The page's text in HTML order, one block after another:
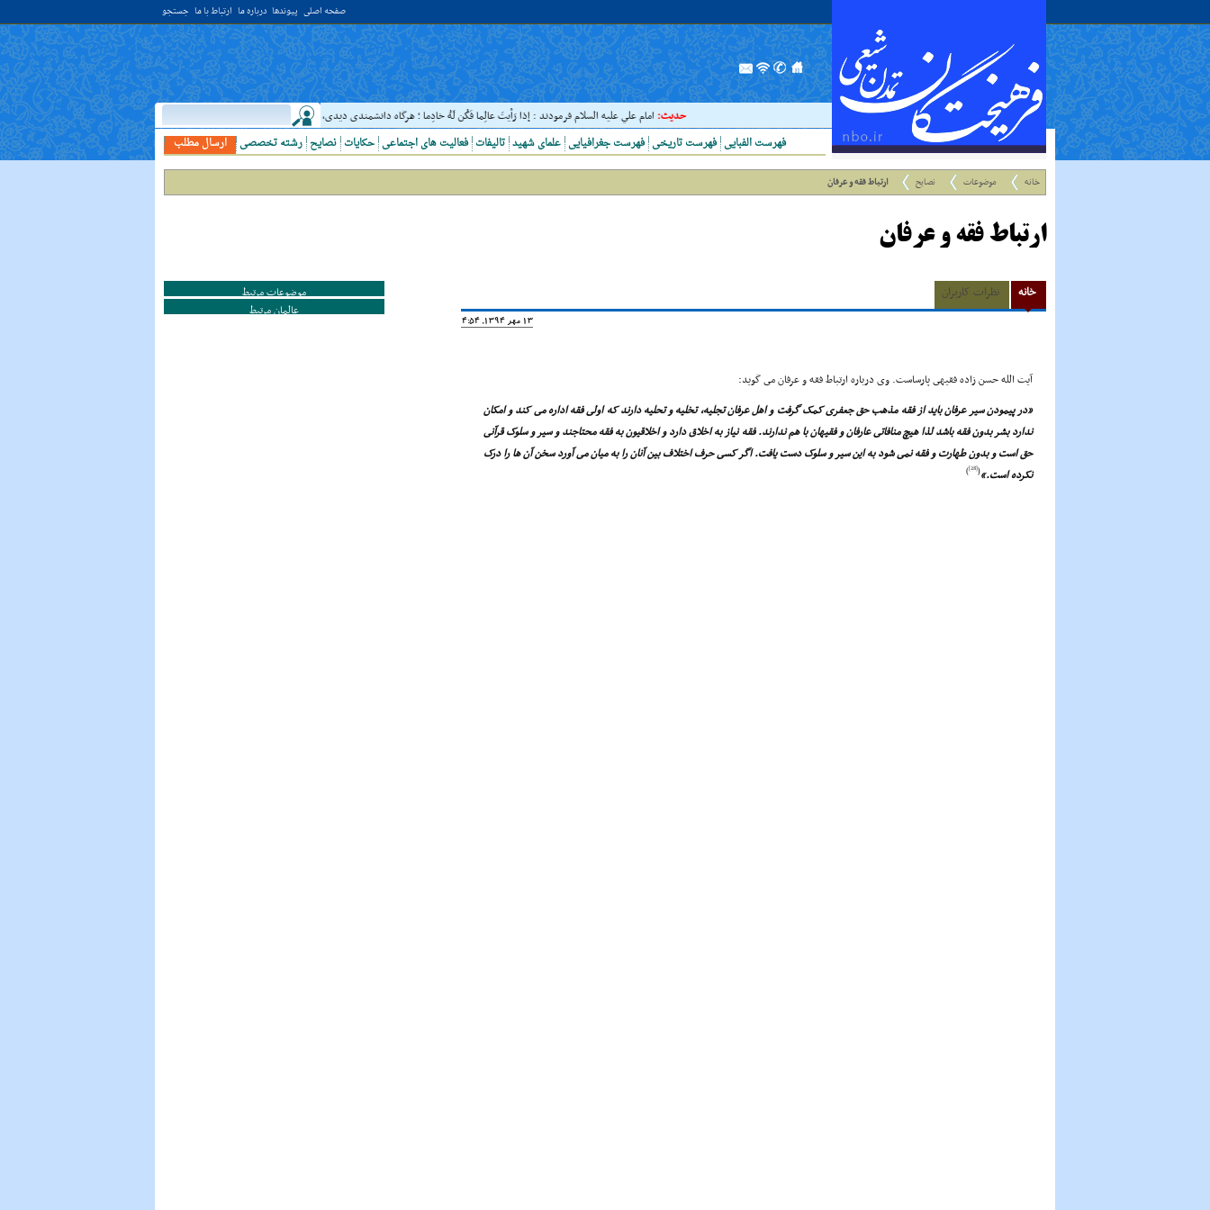
صفحه اصلی پیوندها درباره ما ارتباط با ما جستجو
حدیث:امام علي عليه السلام فرمودند : إذا رَأيتَ عالِما فَکُن لَهُ خادِما ؛ هرگاه دانشمندى ديدى، به او خدمت کن. ( غررالحکم ح ۴۰۴۴ ) حدیث:امام علي (عليه
ارسال مطلب
رشته تخصصی نصایح حکایات فعالیت های اجتماعی تالیفات علمای شهید فهرست جغرافیایی فهرست تاریخی فهرست الفبایی
خانه موضوعات نصایح ارتباط فقه و عرفان
ارتباط فقه و عرفان
خانه نظرات کاربران
13 مهر 1394, 14:54
آیت الله حسن زاده فقیهى پارساست. وى درباره ارتباط فقه و عرفان مى گوید:
«در پیمودن سیر عرفان باید از فقه مذهب حق جعفرى کمک گرفت و اهل عرفان تجلیه، تخلیه و تحلیه دارند که اولى فقه اداره مى کند و امکان
ندارد بشر بدون فقه باشد لذا هیچ منافاتى عارفان و فقیهان با هم ندارند. فقه نیاز به اخلاق دارد و اخلاقیون به فقه محتاجند و سیر و سلوک قرآنى
حق است و بدون طهارت و فقه نمى شود به این سیر و سلوک دست یافت. اگر کسى حرف اختلاف بین آنان را به میان مى آورد سخن آن ها را درک
نکرده است.»(
[28]
)
موضوعات مرتبط
عالمان مرتبط